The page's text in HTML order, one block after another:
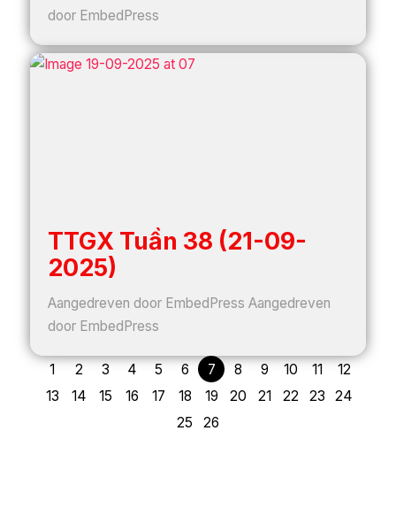
door EmbedPress
TTGX Tuần 38 (21-09-
2025)
Aangedreven door EmbedPress Aangedreven
door EmbedPress
1 2 3 4 5 6 7 8 9 10 11
12
13
14 15 16 17 18 19 20 21 22 23
24
25
26